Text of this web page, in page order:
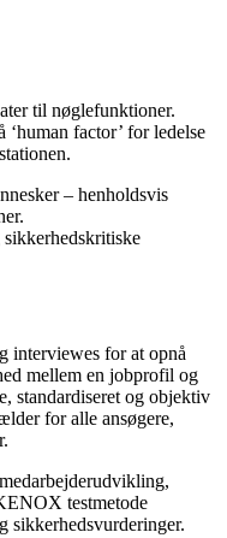
til nøglefunktioner.
‘human factor’ for ledelse
– henholdsvis
interviewes for at opnå
mellem en jobprofil og
standardiseret og objektiv
for alle ansøgere,
testmetode
sikkerhedsvurderinger.